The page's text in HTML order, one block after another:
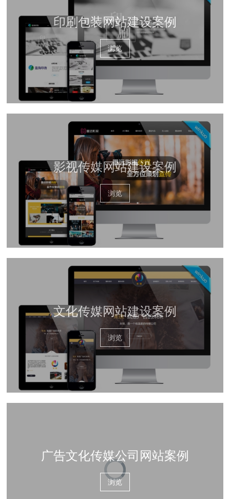
印刷包装网站建设案例
浏览
影视传媒网站建设案例
浏览
文化传媒网站建设案例
浏览
广告文化传媒公司网站案例
浏览